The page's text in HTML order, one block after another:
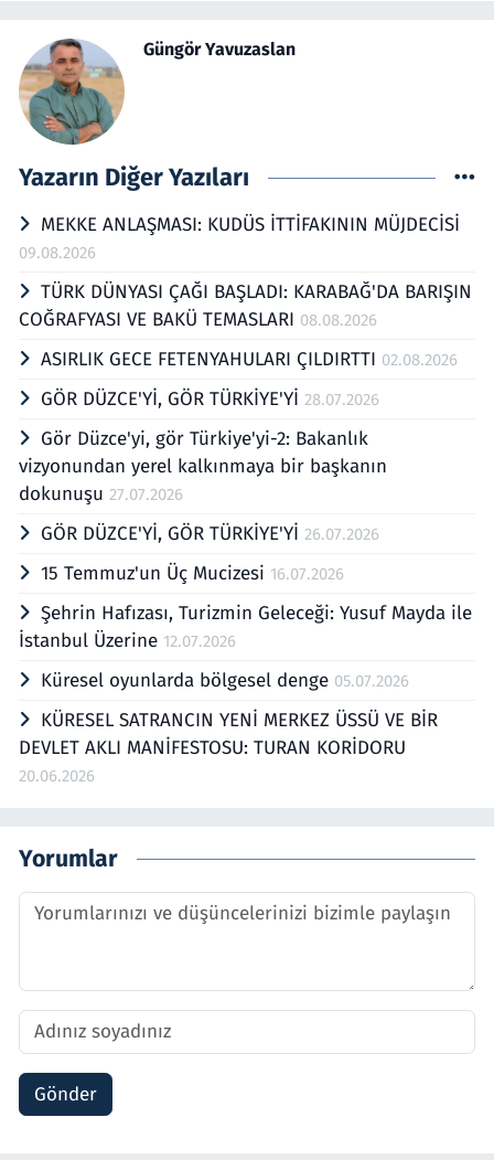
Güngör Yavuzaslan
Yazarın Diğer Yazıları
MEKKE ANLAŞMASI: KUDÜS İTTİFAKININ MÜJDECİSİ
09.08.2026
TÜRK DÜNYASI ÇAĞI BAŞLADI: KARABAĞ'DA BARIŞIN
COĞRAFYASI VE BAKÜ TEMASLARI 08.08.2026
ASIRLIK GECE FETENYAHULARI ÇILDIRTTI 02.08.2026
GÖR DÜZCE'Yİ, GÖR TÜRKİYE'Yİ 28.07.2026
Gör Düzce'yi, gör Türkiye'yi-2: Bakanlık
vizyonundan yerel kalkınmaya bir başkanın
dokunuşu 27.07.2026
GÖR DÜZCE'Yİ, GÖR TÜRKİYE'Yİ 26.07.2026
15 Temmuz'un Üç Mucizesi 16.07.2026
Şehrin Hafızası, Turizmin Geleceği: Yusuf Mayda ile
İstanbul Üzerine 12.07.2026
Küresel oyunlarda bölgesel denge 05.07.2026
KÜRESEL SATRANCIN YENİ MERKEZ ÜSSÜ VE BİR
DEVLET AKLI MANİFESTOSU: TURAN KORİDORU
20.06.2026
Yorumlar
Gönder